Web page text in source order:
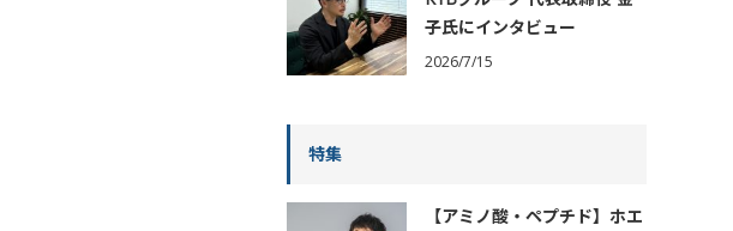
子氏にインタビュー
2026/7/15
特集
【アミノ酸・ペプチド】ホエ